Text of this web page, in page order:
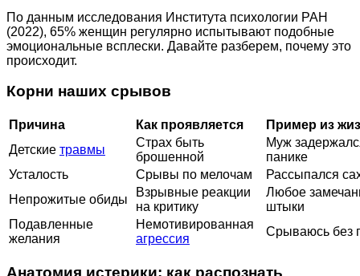
По данным исследования Института психологии РАН
(2022), 65% женщин регулярно испытывают подобные
эмоциональные всплески. Давайте разберем, почему это
происходит.
Корни наших срывов
Причина Как проявляется
Пример из
Детские травмы
Страх быть
брошенной
Муж
панике
Усталость
Срывы по мелочам
Рассыпался
Непрожитые обиды
Взрывные реакции
на критику
Любое
штыки
Подавленные
желания
Немотивированная
агрессия
Срываюсь без
Анатомия истерики: как распознать